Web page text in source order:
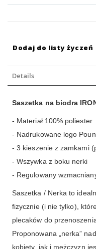
Dodaj do listy życzeń
Details
Saszetka na biodra
- Materiał 100% poliester
- Nadrukowane logo
- 3 kieszenie z zamkami
- Wszywka z boku nerki
- Regulowany
Saszetka / Nerka to
fizycznie (i nie tylko),
plecaków do
Proponowana „nerka”
kobiety, jak i mężczyzn